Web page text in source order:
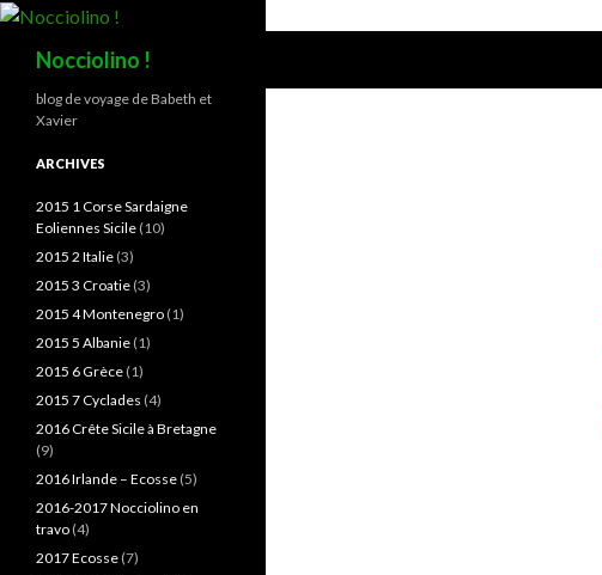
Nocciolino !
blog de voyage de Babeth et
Xavier
ARCHIVES
2015 1 Corse Sardaigne
Eoliennes Sicile (10)
2015 2 Italie (3)
2015 3 Croatie (3)
2015 4 Montenegro (1)
2015 5 Albanie (1)
2015 6 Grèce (1)
2015 7 Cyclades (4)
2016 Crête Sicile à Bretagne
(9)
2016 Irlande – Ecosse (5)
2016-2017 Nocciolino en
travo (4)
2017 Ecosse (7)